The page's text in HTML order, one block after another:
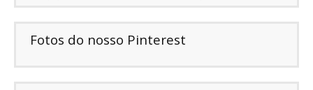
Fotos do nosso Pinterest